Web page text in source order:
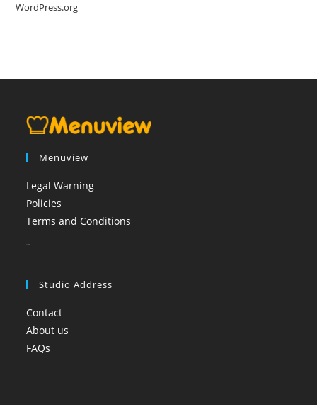
WordPress.org
Menuview
Legal Warning
Policies
Terms and Conditions
Studio Address
Contact
About us
FAQs